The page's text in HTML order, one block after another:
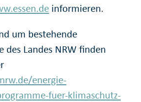
informieren.
um bestehende
des Landes NRW finden
energie-
fuer-klimaschutz-